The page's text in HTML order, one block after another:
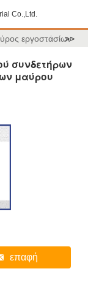
Co.,Ltd.
εργοστασίων
>>
συνδετήρων
μαύρου
επαφή